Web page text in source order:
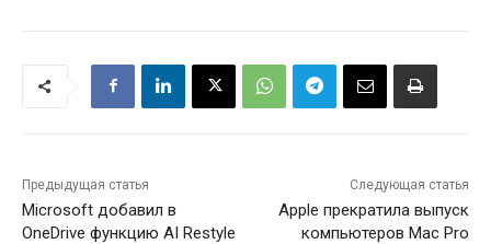
Предыдущая статья
Microsoft добавил в
OneDrive функцию AI Restyle
Следующая статья
Apple прекратила выпуск
компьютеров Mac Pro